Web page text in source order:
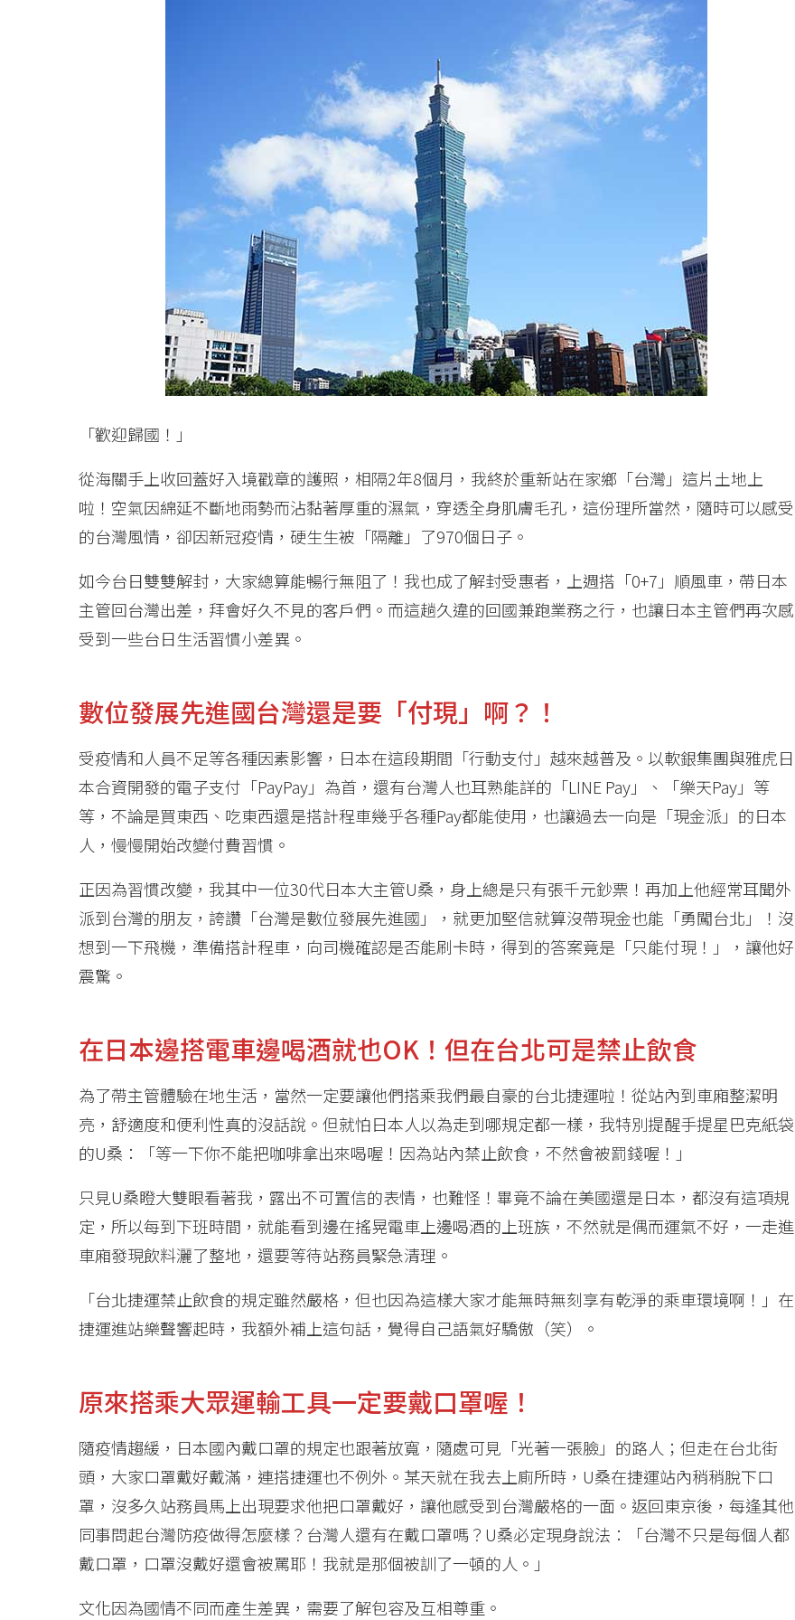
「歡迎歸國！」
從海關手上收回蓋好入境戳章的護照，相隔2年8個月，我終於重新站在家鄉「台灣」這片土地上
啦！空氣因綿延不斷地雨勢而沾黏著厚重的濕氣，穿透全身肌膚毛孔，這份理所當然，隨時可以感受
的台灣風情，卻因新冠疫情，硬生生被「隔離」了970個日子。
如今台日雙雙解封，大家總算能暢行無阻了！我也成了解封受惠者，上週搭「0+7」順風車，帶日本
主管回台灣出差，拜會好久不見的客戶們。而這趟久違的回國兼跑業務之行，也讓日本主管們再次感
受到一些台日生活習慣小差異。
數位發展先進國台灣還是要「付現」啊？！
受疫情和人員不足等各種因素影響，日本在這段期間「行動支付」越來越普及。以軟銀集團與雅虎日
本合資開發的電子支付「PayPay」為首，還有台灣人也耳熟能詳的「LINE Pay」、「樂天Pay」等
等，不論是買東西、吃東西還是搭計程車幾乎各種Pay都能使用，也讓過去一向是「現金派」的日本
人，慢慢開始改變付費習慣。
正因為習慣改變，我其中一位30代日本大主管U桑，身上總是只有張千元鈔票！再加上他經常耳聞外
派到台灣的朋友，誇讚「台灣是數位發展先進國」，就更加堅信就算沒帶現金也能「勇闖台北」！沒
想到一下飛機，準備搭計程車，向司機確認是否能刷卡時，得到的答案竟是「只能付現！」，讓他好
震驚。
在日本邊搭電車邊喝酒就也OK！但在台北可是禁止飲食
為了帶主管體驗在地生活，當然一定要讓他們搭乘我們最自豪的台北捷運啦！從站內到車廂整潔明
亮，舒適度和便利性真的沒話說。但就怕日本人以為走到哪規定都一樣，我特別提醒手提星巴克紙袋
的U桑：「等一下你不能把咖啡拿出來喝喔！因為站內禁止飲食，不然會被罰錢喔！」
只見U桑瞪大雙眼看著我，露出不可置信的表情，也難怪！畢竟不論在美國還是日本，都沒有這項規
定，所以每到下班時間，就能看到邊在搖晃電車上邊喝酒的上班族，不然就是偶而運氣不好，一走進
車廂發現飲料灑了整地，還要等待站務員緊急清理。
「台北捷運禁止飲食的規定雖然嚴格，但也因為這樣大家才能無時無刻享有乾淨的乘車環境啊！」在
捷運進站樂聲響起時，我額外補上這句話，覺得自己語氣好驕傲（笑）。
原來搭乘大眾運輸工具一定要戴口罩喔！
隨疫情趨緩，日本國內戴口罩的規定也跟著放寬，隨處可見「光著一張臉」的路人；但走在台北街
頭，大家口罩戴好戴滿，連搭捷運也不例外。某天就在我去上廁所時，U桑在捷運站內稍稍脫下口
罩，沒多久站務員馬上出現要求他把口罩戴好，讓他感受到台灣嚴格的一面。返回東京後，每逢其他
同事問起台灣防疫做得怎麼樣？台灣人還有在戴口罩嗎？U桑必定現身說法：「台灣不只是每個人都
戴口罩，口罩沒戴好還會被罵耶！我就是那個被訓了一頓的人。」
文化因為國情不同而產生差異，需要了解包容及互相尊重。